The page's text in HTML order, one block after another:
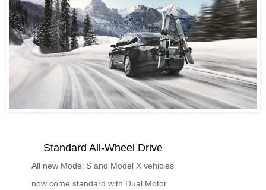
Standard All-Wheel Drive
All new Model S and Model X vehicles
now come standard with Dual Motor